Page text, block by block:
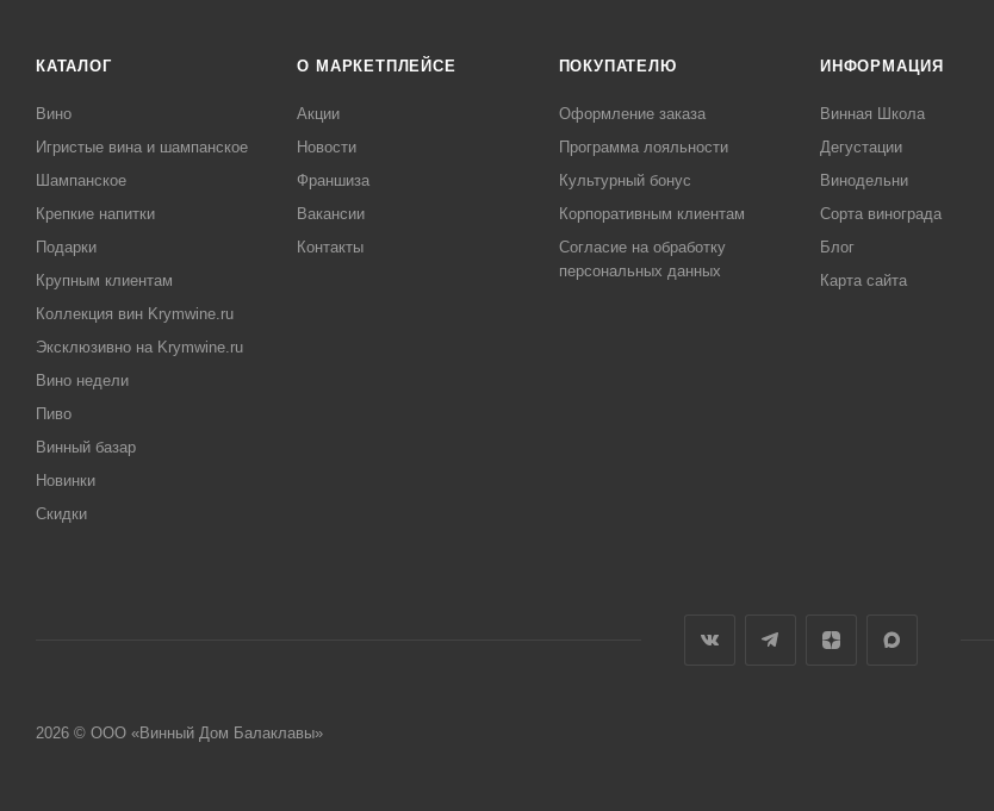
КАТАЛОГ
Вино
Игристые вина и шампанское
Шампанское
Крепкие напитки
Подарки
Крупным клиентам
Коллекция вин Krymwine.ru
Эксклюзивно на Krymwine.ru
Вино недели
Пиво
Винный базар
Новинки
Скидки
О МАРКЕТПЛЕЙСЕ
Акции
Новости
Франшиза
Вакансии
Контакты
ПОКУПАТЕЛЮ
Оформление заказа
Программа лояльности
Культурный бонус
Корпоративным клиентам
Согласие на обработку
персональных данных
ИНФОРМАЦИЯ
Винная Школа
Дегустации
Винодельни
Сорта винограда
Блог
Карта сайта
2026 © ООО «Винный Дом Балаклавы»